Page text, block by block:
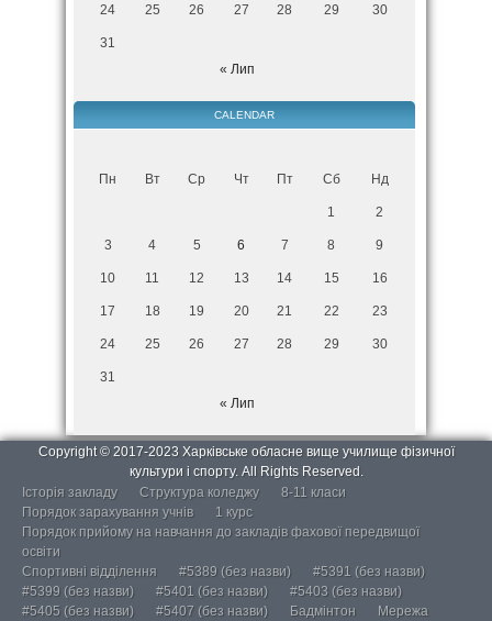
24 25 26 27 28 29 30
31
« Лип
CALENDAR
Пн Вт Ср Чт Пт Сб Нд
1 2
3 4 5 6 7 8 9
10 11 12 13 14 15 16
17 18 19 20 21 22 23
24 25 26 27 28 29 30
31
« Лип
Copyright © 2017-2023 Харківське обласне вище училище фізичної
культури і спорту. All Rights Reserved.
Історія закладу
Структура коледжу
8-11 класи
Порядок зарахування учнів
1 курс
Порядок прийому на навчання до закладів фахової передвищої
освіти
Спортивні відділення
#5389 (без назви)
#5391 (без назви)
#5399 (без назви)
#5401 (без назви)
#5403 (без назви)
#5405 (без назви)
#5407 (без назви) Бадмінтон
Мережа